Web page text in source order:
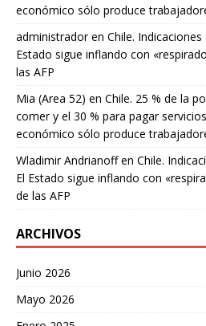
económico sólo produce
administradoren Chile.
Estado sigue inflando con
las AFP
Mia (Area 52) en Chile. 25 % de la
comer y el 30 % para pagar
económico sólo produce
Wladimir Andrianoffen Chile.
El Estado sigue inflando con
de las AFP
ARCHIVOS
Junio 2026
Mayo 2026